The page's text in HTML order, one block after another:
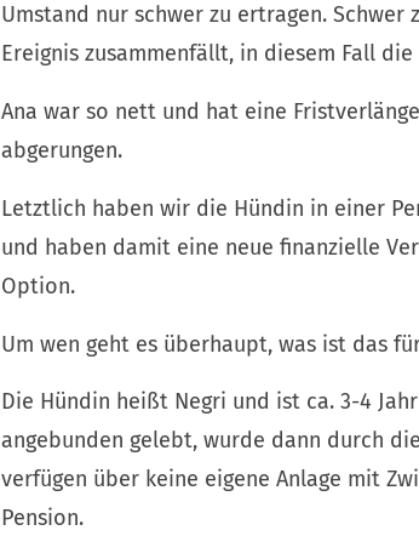
Umstand nur schwer zu ertragen.
Ereignis zusammenfällt, in diesem Fall
Ana war so nett und hat eine
abgerungen.
Letztlich haben wir die Hündin in einer
und haben damit eine neue finanzielle
Option.
Um wen geht es überhaupt, was ist das
Die Hündin heißt Negri und ist ca. 3-4
angebunden gelebt, wurde dann durch
verfügen über keine eigene Anlage mit
Pension.